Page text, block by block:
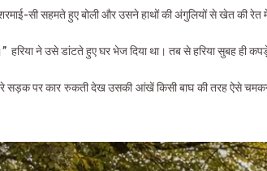
सी सहमते हुए बोली और उसने हाथों की अंगुलियों से खेत की रेत
हरिया ने उसे डांटते हुए घर भेज दिया था। तब से हरिया सुबह ही कपड़े
सड़क पर कार रुकती देख उसकी आंखें किसी बाघ की तरह ऐसे